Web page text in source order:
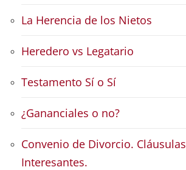
La Herencia de los Nietos
Heredero vs Legatario
Testamento Sí o Sí
¿Gananciales o no?
Convenio de Divorcio. Cláusulas
Interesantes.